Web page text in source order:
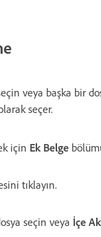
veya başka bir
seçer.
için Ek Belge
tıklayın.
seçin veya İçe